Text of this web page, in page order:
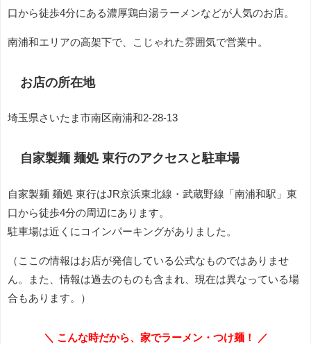
口から徒歩4分にある濃厚鶏白湯ラーメンなどが人気のお店。
南浦和エリアの高架下で、こじゃれた雰囲気で営業中。
お店の所在地
埼玉県さいたま市南区南浦和2-28-13
自家製麺 麺処 東行のアクセスと駐車場
自家製麺 麺処 東行はJR京浜東北線・武蔵野線「南浦和駅」東
口から徒歩4分の周辺にあります。
駐車場は近くにコインパーキングがありました。
（ここの情報はお店が発信している公式なものではありませ
ん。また、情報は過去のものも含まれ、現在は異なっている場
合もあります。）
＼ こんな時だから、家でラーメン・つけ麺！ ／